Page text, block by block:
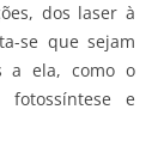
dos laser à
se que sejam
a ela, como o
e